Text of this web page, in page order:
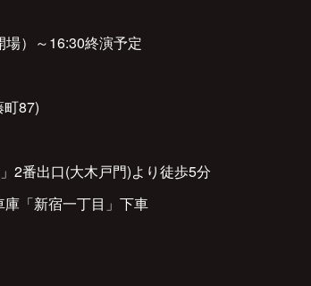
）～16:30終演予定
87)
2番出口(大木戸門)より徒歩5分
庫「新宿一丁目」下車